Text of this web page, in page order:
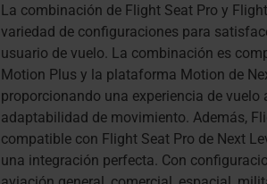
La combinación de Flight Seat Pro y
variedad de configuraciones para
usuario de vuelo. La combinación es
Motion Plus y la plataforma Motion de
proporcionando una experiencia de
adaptabilidad de movimiento. Además,
compatible con Flight Seat Pro de Next
una integración perfecta. Con